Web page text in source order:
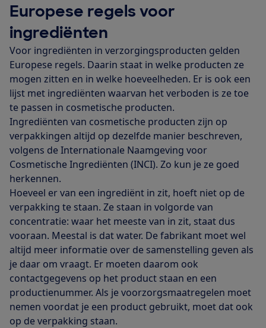
Europese regels voor
ingrediënten
Voor ingrediënten in verzorgingsproducten gelden
Europese regels. Daarin staat in welke producten ze
mogen zitten en in welke hoeveelheden. Er is ook een
lijst met ingrediënten waarvan het verboden is ze toe
te passen in cosmetische producten.
Ingrediënten van cosmetische producten zijn op
verpakkingen altijd op dezelfde manier beschreven,
volgens de Internationale Naamgeving voor
Cosmetische Ingrediënten (INCI). Zo kun je ze goed
herkennen.
Hoeveel er van een ingrediënt in zit, hoeft niet op de
verpakking te staan. Ze staan in volgorde van
concentratie: waar het meeste van in zit, staat dus
vooraan. Meestal is dat water. De fabrikant moet wel
altijd meer informatie over de samenstelling geven als
je daar om vraagt. Er moeten daarom ook
contactgegevens op het product staan en een
productienummer. Als je voorzorgsmaatregelen moet
nemen voordat je een product gebruikt, moet dat ook
op de verpakking staan.